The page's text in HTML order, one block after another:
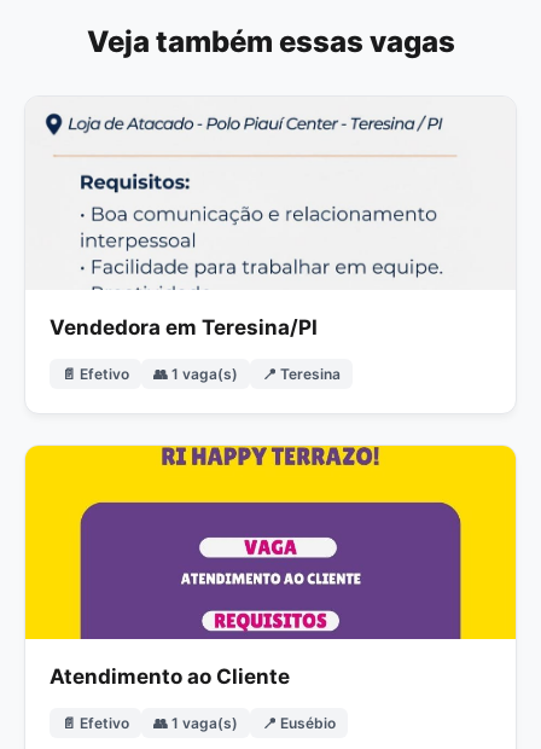
Veja também essas vagas
Vendedora em Teresina/PI
📄 Efetivo 👥 1 vaga(s) 📍 Teresina
Atendimento ao Cliente
📄 Efetivo 👥 1 vaga(s) 📍 Eusébio